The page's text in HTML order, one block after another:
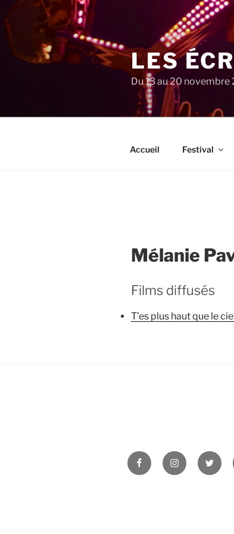
au
contenu
principal
LES
Du 13 au 20 novembre
Accueil Festival
Mélanie
Films diffusés
T’es plus haut que le
FacebookInstagram